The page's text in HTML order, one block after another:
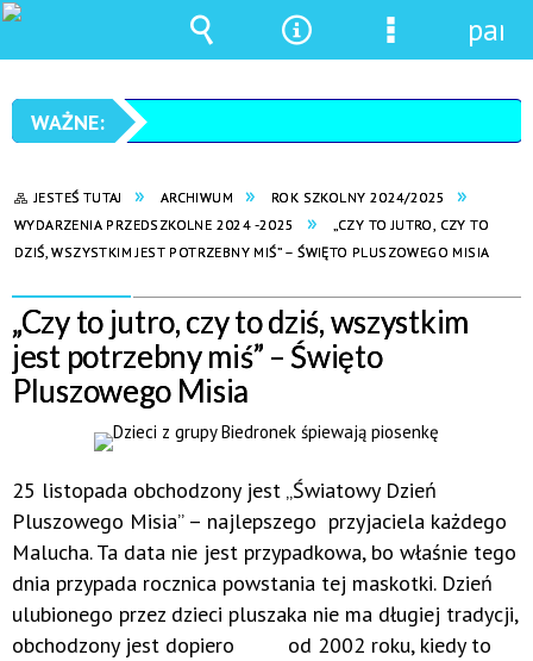
JESTEŚ TUTAJ ARCHIWUM
ROK SZKOLNY 2024/2025
WYDARZENIA PRZEDSZKOLNE 2024 -2025
„CZY TO JUTRO, CZY TO
DZIŚ, WSZYSTKIM JEST POTRZEBNY MIŚ” – ŚWIĘTO PLUSZOWEGO MISIA
„Czy to jutro, czy to dziś, wszystkim
jest potrzebny miś” – Święto
Pluszowego Misia
25 listopada obchodzony jest „Światowy Dzień
Pluszowego Misia” – najlepszego przyjaciela każdego
Malucha. Ta data nie jest przypadkowa, bo właśnie tego
dnia przypada rocznica powstania tej maskotki. Dzień
ulubionego przez dzieci pluszaka nie ma długiej tradycji,
obchodzony jest dopiero od 2002 roku, kiedy to
Wyszukiwarka
NarzędziaMenu
szczegółowe